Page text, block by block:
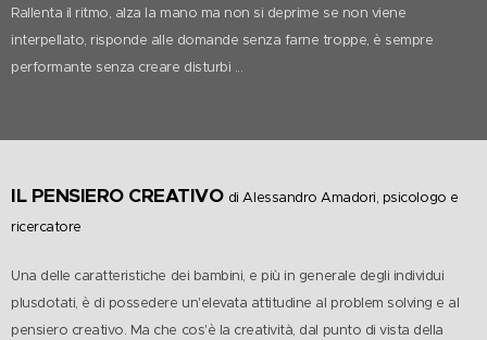
Rallenta il ritmo, alza la mano ma non si deprime se non viene
interpellato, risponde alle domande senza farne troppe, è sempre
performante senza creare disturbi ...
IL PENSIERO CREATIVO di Alessandro Amadori, psicologo e
ricercatore
Una delle caratteristiche dei bambini, e più in generale degli individui
plusdotati, è di possedere un'elevata attitudine al problem solving e al
pensiero creativo. Ma che cos'è la creatività, dal punto di vista della